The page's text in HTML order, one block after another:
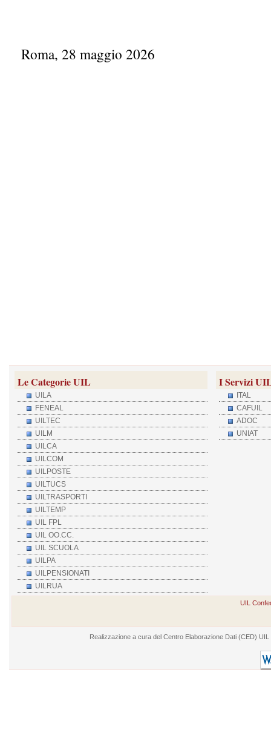
Roma, 28 maggio 2026
Le Categorie UIL
UILA
FENEAL
UILTEC
UILM
UILCA
UILCOM
UILPOSTE
UILTUCS
UILTRASPORTI
UILTEMP
UIL FPL
UIL OO.CC.
UIL SCUOLA
UILPA
UILPENSIONATI
UILRUA
I Servizi
ITAL
CAFUIL
ADOC
UNIAT
UIL
Realizzazione a cura del Centro Elaborazione Dati (CED)